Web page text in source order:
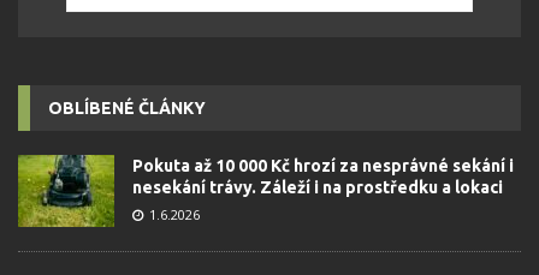
OBLÍBENÉ ČLÁNKY
Pokuta až 10 000 Kč hrozí za nesprávné sekání i
nesekání trávy. Záleží i na prostředku a lokaci
1.6.2026